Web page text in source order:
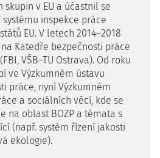
skupin v EU a účastnil se
inspekce práce
EU. V letech 2014–2018
Katedře bezpečnosti práce
VŠB–TU Ostrava). Od roku
ve Výzkumném ústavu
práce, nyní Výzkumném
a sociálních věcí, kde se
na oblast BOZP a témata s
(např. systém řízení jakosti
ekologie).